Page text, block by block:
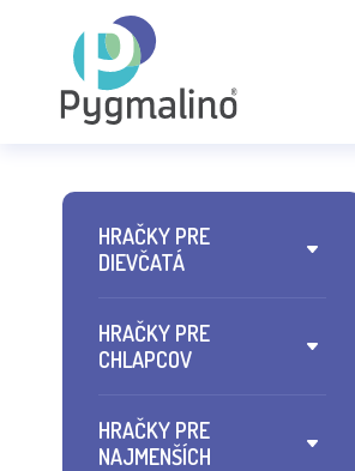
HRAČKY PRE
DIEVČATÁ
HRAČKY PRE
CHLAPCOV
HRAČKY PRE
NAJMENŠÍCH